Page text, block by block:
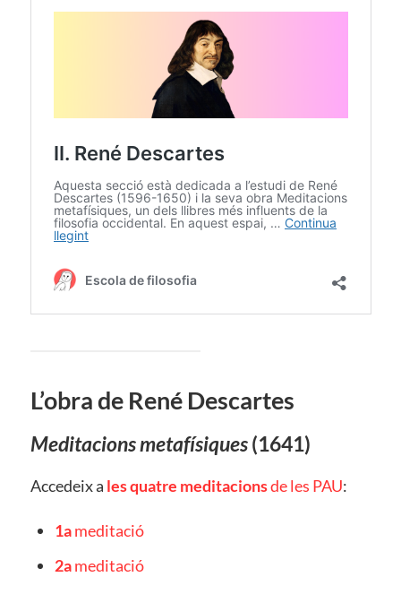
L’obra de René Descartes
Meditacions metafísiques (1641)
Accedeix a les quatre meditacionsde les PAU:
1ameditació
2ameditació